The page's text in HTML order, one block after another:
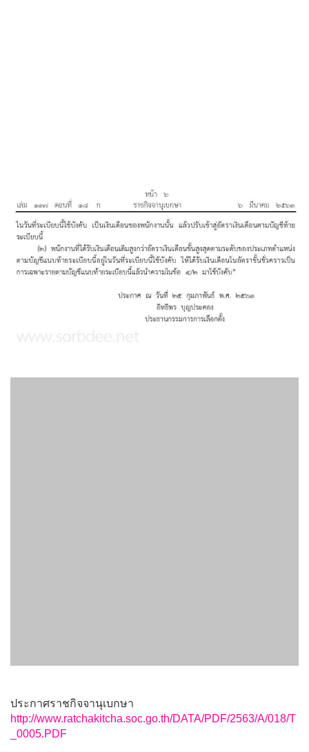
ประกาศราชกิจจานุเบกษา
http://www.ratchakitcha.soc.go.th/DATA/PDF/2563/A/018/T
_0005.PDF